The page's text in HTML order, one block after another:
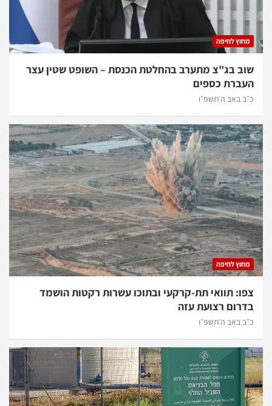
מחוץ לחיפה
שוב בג"צ מתערב בהחלטת הכנסת – השופט שטין עצר
העברת כספים
כ״ב באב ה׳תשפ״ו
מחוץ לחיפה
צפו: תוואי תת-קרקעי ובתוכו עשרות רקטות הושמד
בדרום רצועת עזה
כ״ב באב ה׳תשפ״ו